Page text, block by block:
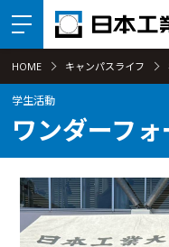
HOME キャンパスライフ
学生活動
ワンダーフ